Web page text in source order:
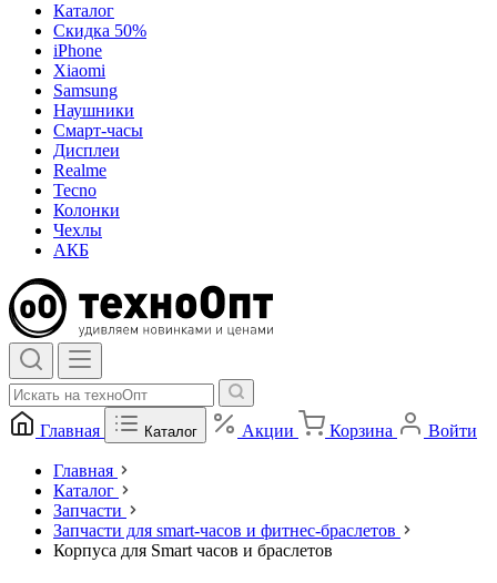
Каталог
Скидка 50%
iPhone
Xiaomi
Samsung
Наушники
Смарт-часы
Дисплеи
Realme
Tecno
Колонки
Чехлы
АКБ
Главная Каталог Акции Корзина Войти
Главная
Каталог
Запчасти
Запчасти для smart-часов и фитнес-браслетов
Корпуса для Smart часов и браслетов